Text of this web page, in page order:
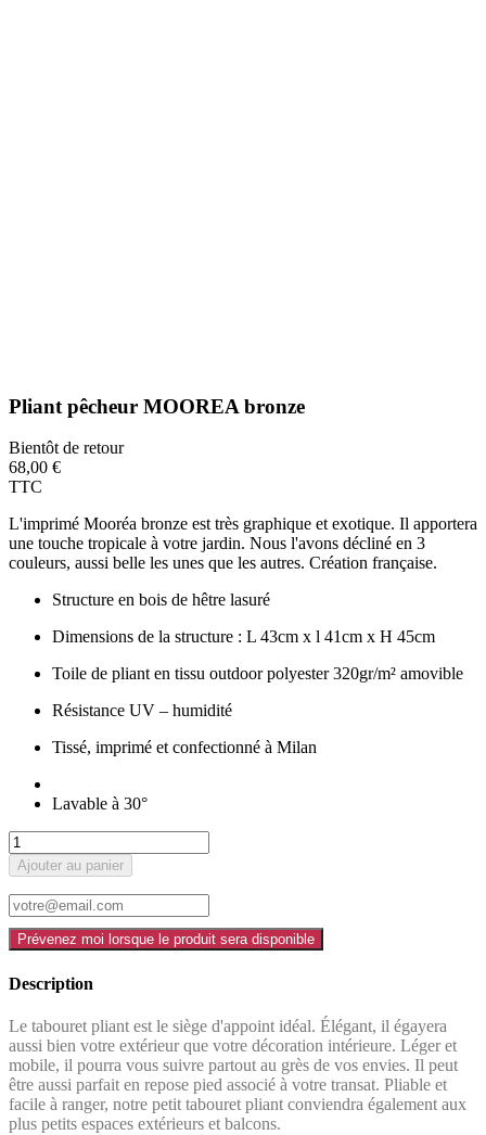
Pliant pêcheur MOOREA bronze
Bientôt de retour
68,00 €
TTC
L'imprimé Mooréa bronze est très graphique et exotique. Il apportera
une touche tropicale à votre jardin. Nous l'avons décliné en 3
couleurs, aussi belle les unes que les autres. Création française.
Structure en bois de hêtre lasuré
Dimensions de la structure : L 43cm x l 41cm x H 45cm
Toile de pliant en tissu outdoor polyester 320gr/m² amovible
Résistance UV – humidité
Tissé, imprimé et confectionné à Milan
Lavable à 30°
Ajouter au panier
Prévenez moi lorsque le produit sera disponible
Description
Le tabouret pliant est le siège d'appoint idéal. Élégant, il égayera
aussi bien votre extérieur que votre décoration intérieure. Léger et
mobile, il pourra vous suivre partout au grès de vos envies. Il peut
être aussi parfait en repose pied associé à votre transat. Pliable et
facile à ranger, notre petit tabouret pliant conviendra également aux
plus petits espaces extérieurs et balcons.